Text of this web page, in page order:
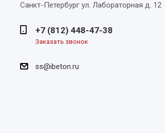
Санкт-Петербург ул. Лабораторная д. 12
+7 (812) 448-47-38
Заказать звонок
ss@ibeton.ru